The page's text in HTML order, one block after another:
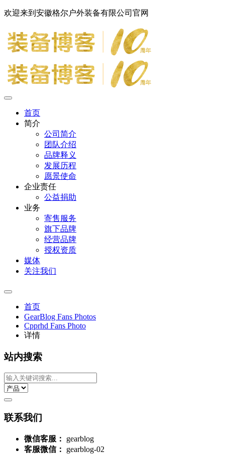
欢迎来到安徽格尔户外装备有限公司官网
首页
简介
公司简介
团队介绍
品牌释义
发展历程
愿景使命
企业责任
公益捐助
业务
寄售服务
旗下品牌
经营品牌
授权资质
媒体
关注我们
首页
GearBlog Fans Photos
Cpprhd Fans Photo
详情
站内搜索
联系我们
微信客服：
gearblog
客服微信：
gearblog-02